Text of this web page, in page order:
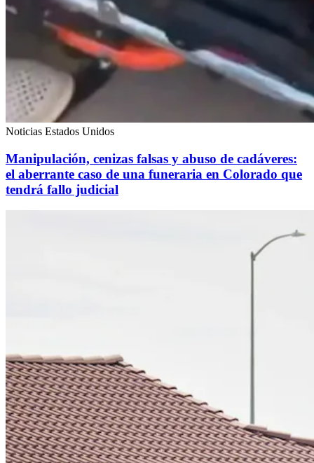
Noticias Estados Unidos
Manipulación, cenizas falsas y abuso de cadáveres:
el aberrante caso de una funeraria en Colorado que
tendrá fallo judicial